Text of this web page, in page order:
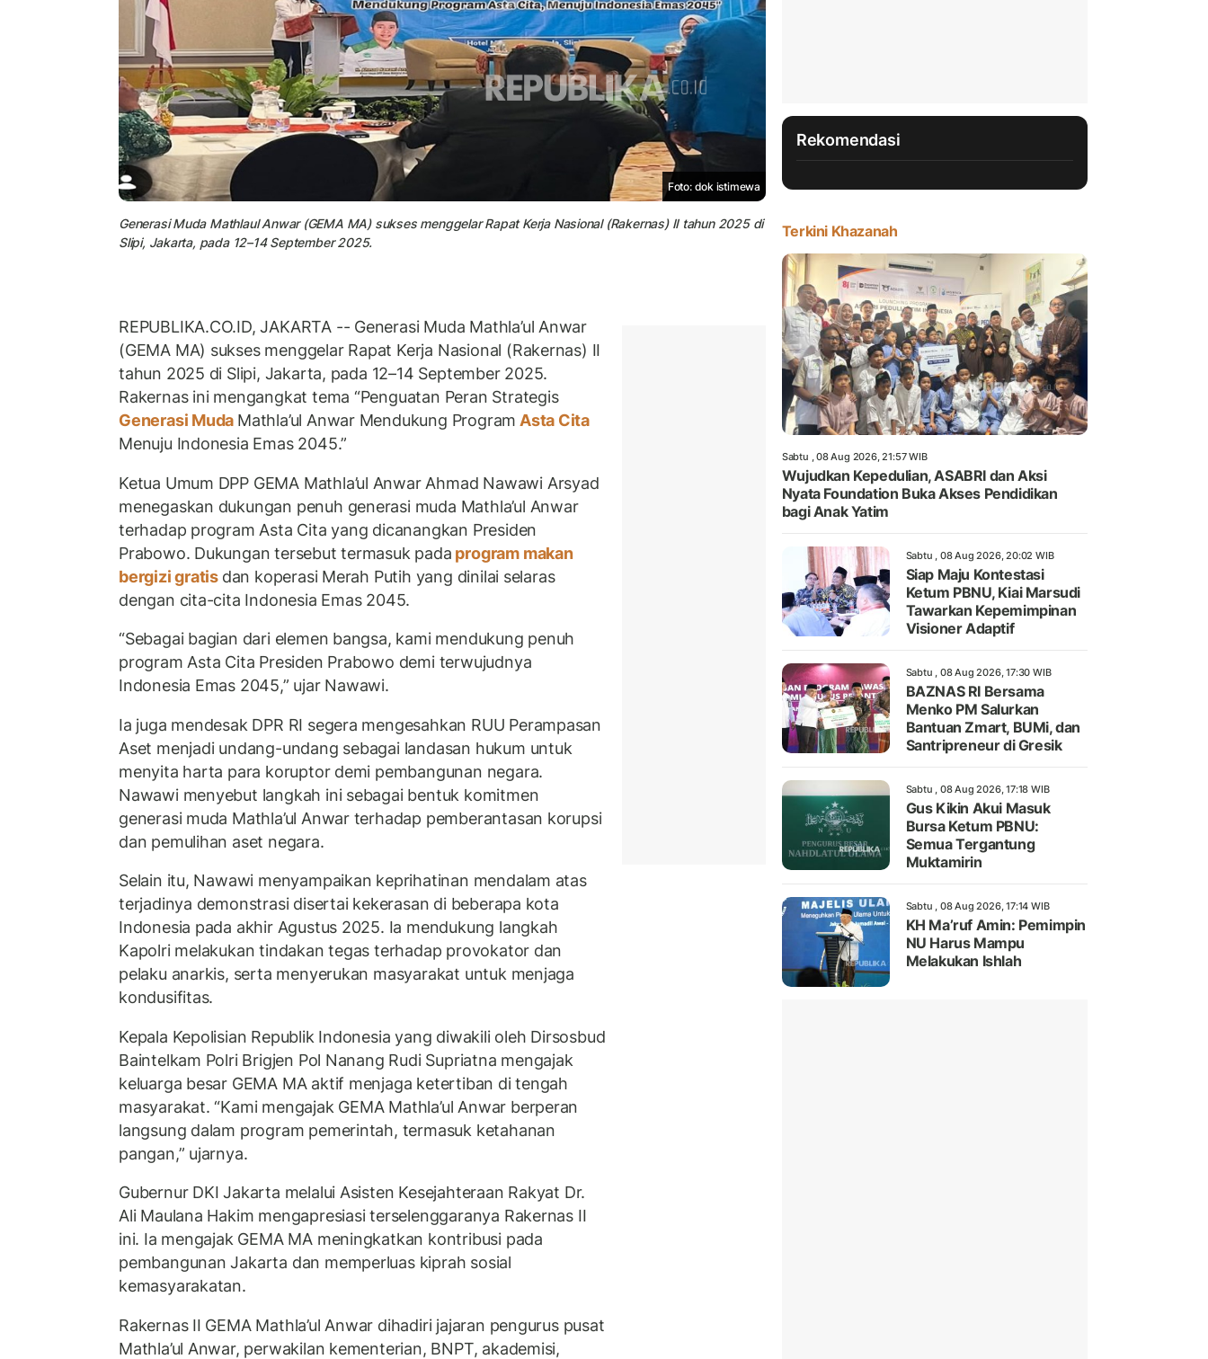
Foto: dok istimewa
Generasi Muda Mathlaul Anwar (GEMA MA) sukses menggelar Rapat Kerja Nasional (Rakernas) II tahun 2025 di
Slipi, Jakarta, pada 12–14 September 2025.
REPUBLIKA.CO.ID, JAKARTA -- Generasi Muda Mathla’ul Anwar
(GEMA MA) sukses menggelar Rapat Kerja Nasional (Rakernas) II
tahun 2025 di Slipi, Jakarta, pada 12–14 September 2025.
Rakernas ini mengangkat tema “Penguatan Peran Strategis
Generasi Muda Mathla’ul Anwar Mendukung Program Asta Cita
Menuju Indonesia Emas 2045.”
Ketua Umum DPP GEMA Mathla’ul Anwar Ahmad Nawawi Arsyad
menegaskan dukungan penuh generasi muda Mathla’ul Anwar
terhadap program Asta Cita yang dicanangkan Presiden
Prabowo. Dukungan tersebut termasuk pada program makan
bergizi gratis dan koperasi Merah Putih yang dinilai selaras
dengan cita-cita Indonesia Emas 2045.
“Sebagai bagian dari elemen bangsa, kami mendukung penuh
program Asta Cita Presiden Prabowo demi terwujudnya
Indonesia Emas 2045,” ujar Nawawi.
Ia juga mendesak DPR RI segera mengesahkan RUU Perampasan
Aset menjadi undang-undang sebagai landasan hukum untuk
menyita harta para koruptor demi pembangunan negara.
Nawawi menyebut langkah ini sebagai bentuk komitmen
generasi muda Mathla’ul Anwar terhadap pemberantasan korupsi
dan pemulihan aset negara.
Selain itu, Nawawi menyampaikan keprihatinan mendalam atas
terjadinya demonstrasi disertai kekerasan di beberapa kota
Indonesia pada akhir Agustus 2025. Ia mendukung langkah
Kapolri melakukan tindakan tegas terhadap provokator dan
pelaku anarkis, serta menyerukan masyarakat untuk menjaga
kondusifitas.
Kepala Kepolisian Republik Indonesia yang diwakili oleh Dirsosbud
Baintelkam Polri Brigjen Pol Nanang Rudi Supriatna mengajak
keluarga besar GEMA MA aktif menjaga ketertiban di tengah
masyarakat. “Kami mengajak GEMA Mathla’ul Anwar berperan
langsung dalam program pemerintah, termasuk ketahanan
pangan,” ujarnya.
Gubernur DKI Jakarta melalui Asisten Kesejahteraan Rakyat Dr.
Ali Maulana Hakim mengapresiasi terselenggaranya Rakernas II
ini. Ia mengajak GEMA MA meningkatkan kontribusi pada
pembangunan Jakarta dan memperluas kiprah sosial
kemasyarakatan.
Rakernas II GEMA Mathla’ul Anwar dihadiri jajaran pengurus pusat
Mathla’ul Anwar, perwakilan kementerian, BNPT, akademisi,
Rekomendasi
Terkini Khazanah
Sabtu , 08 Aug 2026, 21:57 WIB
Wujudkan Kepedulian, ASABRI dan Aksi
Nyata Foundation Buka Akses Pendidikan
bagi Anak Yatim
Sabtu , 08 Aug 2026, 20:02 WIB
Siap Maju Kontestasi
Ketum PBNU, Kiai Marsudi
Tawarkan Kepemimpinan
Visioner Adaptif
Sabtu , 08 Aug 2026, 17:30 WIB
BAZNAS RI Bersama
Menko PM Salurkan
Bantuan Zmart, BUMi, dan
Santripreneur di Gresik
Sabtu , 08 Aug 2026, 17:18 WIB
Gus Kikin Akui Masuk
Bursa Ketum PBNU:
Semua Tergantung
Muktamirin
Sabtu , 08 Aug 2026, 17:14 WIB
KH Ma’ruf Amin: Pemimpin
NU Harus Mampu
Melakukan Ishlah